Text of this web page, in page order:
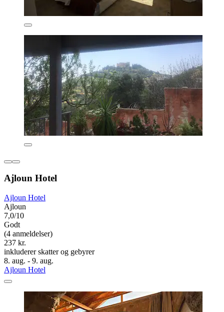
Ajloun Hotel
Ajloun Hotel
Ajloun
7,0/10
Godt
(4 anmeldelser)
237 kr.
inkluderer skatter og gebyrer
8. aug. - 9. aug.
Ajloun Hotel